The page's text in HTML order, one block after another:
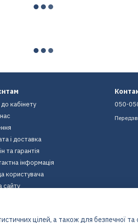
до кабінету
і доставка
та гарантія
інформація
користувача
сайту
050-
цілей, а також для безпечної та